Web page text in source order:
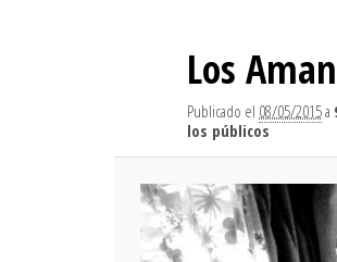
Los
Publicado el 08/05/2015a
los públicos